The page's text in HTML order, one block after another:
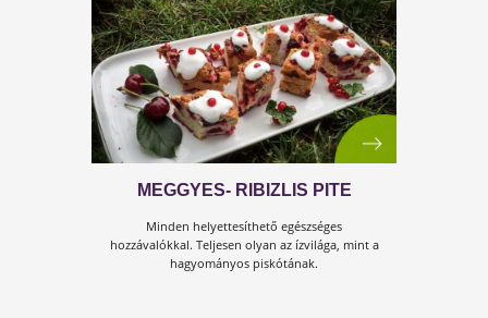
BECKY TORTÁI